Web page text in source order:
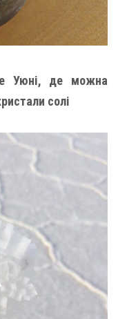
Уюні, де можна
солі